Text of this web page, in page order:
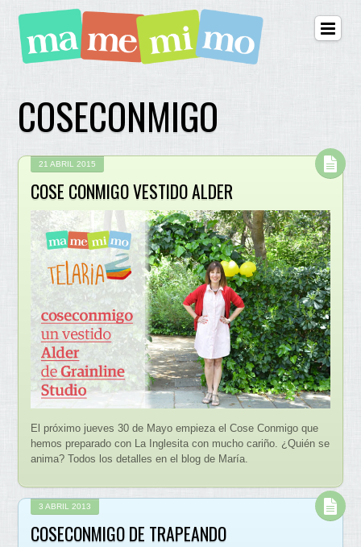
COSECONMIGO
21 ABRIL 2015
COSE CONMIGO VESTIDO ALDER
El próximo jueves 30 de Mayo empieza el Cose Conmigo que
hemos preparado con La Inglesita con mucho cariño. ¿Quién se
anima? Todos los detalles en el blog de María.
3 ABRIL 2013
COSECONMIGO DE TRAPEANDO